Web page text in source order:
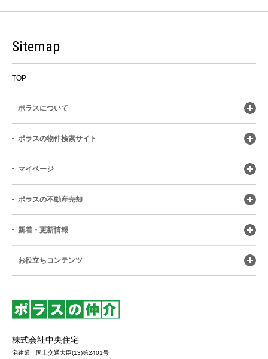
Sitemap
TOP
ポラスについて
ポラスの物件検索サイト
マイページ
ポラスの不動産売却
新着・更新情報
お役立ちコンテンツ
株式会社中央住宅
宅建業 国土交通大臣(13)第2401号